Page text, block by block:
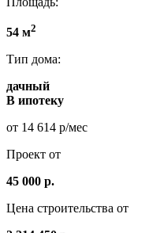
54 м2
Тип дома:
дачный
В ипотеку
от 14 614 р/мес
Проект от
45 000 р.
Цена строительства от